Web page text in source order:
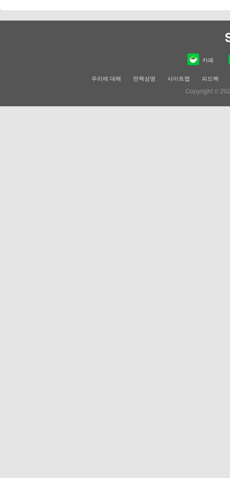
카페
우리에 대해 면책성명 사이트맵 피드백
Copyright ©